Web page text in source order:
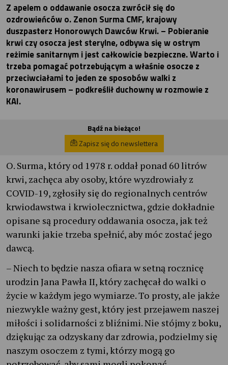
Z apelem o oddawanie osocza zwrócił się do
ozdrowieńców o. Zenon Surma CMF, krajowy
duszpasterz Honorowych Dawców Krwi. – Pobieranie
krwi czy osocza jest sterylne, odbywa się w ostrym
reżimie sanitarnym i jest całkowicie bezpieczne. Warto i
trzeba pomagać potrzebującym a właśnie osocze z
przeciwciałami to jeden ze sposobów walki z
koronawirusem – podkreślił duchowny w rozmowie z
KAI.
Bądź na bieżąco!
Zapisz się do newslettera
O. Surma, który od 1978 r. oddał ponad 60 litrów
krwi, zachęca aby osoby, które wyzdrowiały z
COVID-19, zgłosiły się do regionalnych centrów
krwiodawstwa i krwiolecznictwa, gdzie dokładnie
opisane są procedury oddawania osocza, jak też
warunki jakie trzeba spełnić, aby móc zostać jego
dawcą.
– Niech to będzie nasza ofiara w setną rocznicę
urodzin Jana Pawła II, który zachęcał do walki o
życie w każdym jego wymiarze. To prosty, ale jakże
niezwykle ważny gest, który jest przejawem naszej
miłości i solidarności z bliźnimi. Nie stójmy z boku,
dziękując za odzyskany dar zdrowia, podzielmy się
naszym osoczem z tymi, którzy mogą go